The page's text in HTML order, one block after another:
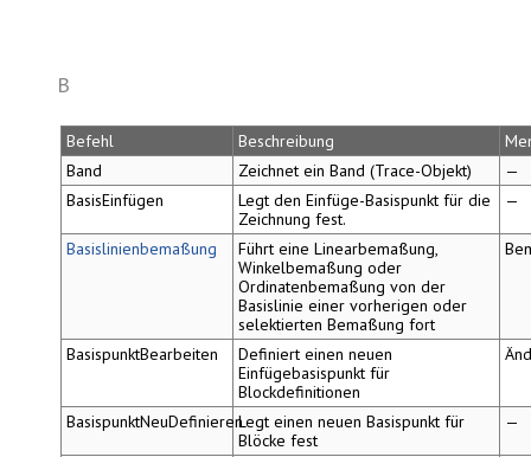
B
Befehl Beschreibung
Band
Zeichnet ein Band (Trace-Objekt)
—
BasisEinfügen
Legt den Einfüge-Basispunkt für die
Zeichnung fest.
—
Basislinienbemaßung
Führt eine Linearbemaßung,
Winkelbemaßung oder
Ordinatenbemaßung von der
Basislinie einer vorherigen oder
selektierten Bemaßung fort
BasispunktBearbeiten
Definiert einen neuen
Einfügebasispunkt für
Blockdefinitionen
BasispunktNeuDefinierenLegt einen neuen Basispunkt für
Blöcke fest
—